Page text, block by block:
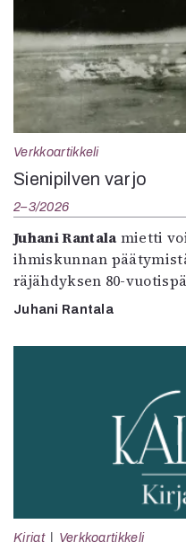
Verkkoartikkeli
Sienipilven varjo
2–3/2026
Juhani Rantala mietti
ihmiskunnan
räjähdyksen 80-
Juhani Rantala
Kirjat Verkkoartikkeli